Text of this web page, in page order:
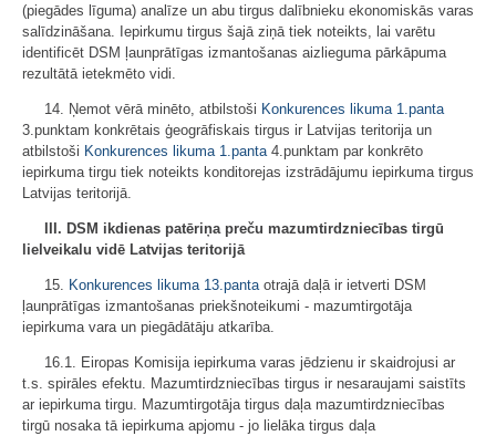
(piegādes līguma) analīze un abu tirgus dalībnieku ekonomiskās varas
salīdzināšana. Iepirkumu tirgus šajā ziņā tiek noteikts, lai varētu
identificēt DSM ļaunprātīgas izmantošanas aizlieguma pārkāpuma
rezultātā ietekmēto vidi.
14. Ņemot vērā minēto, atbilstoši Konkurences likuma 1.panta
3.punktam konkrētais ģeogrāfiskais tirgus ir Latvijas teritorija un
atbilstoši Konkurences likuma 1.panta 4.punktam par konkrēto
iepirkuma tirgu tiek noteikts konditorejas izstrādājumu iepirkuma tirgus
Latvijas teritorijā.
III. DSM ikdienas patēriņa preču mazumtirdzniecības tirgū
lielveikalu vidē Latvijas teritorijā
15. Konkurences likuma 13.panta otrajā daļā ir ietverti DSM
ļaunprātīgas izmantošanas priekšnoteikumi - mazumtirgotāja
iepirkuma vara un piegādātāju atkarība.
16.1. Eiropas Komisija iepirkuma varas jēdzienu ir skaidrojusi ar
t.s. spirāles efektu. Mazumtirdzniecības tirgus ir nesaraujami saistīts
ar iepirkuma tirgu. Mazumtirgotāja tirgus daļa mazumtirdzniecības
tirgū nosaka tā iepirkuma apjomu - jo lielāka tirgus daļa